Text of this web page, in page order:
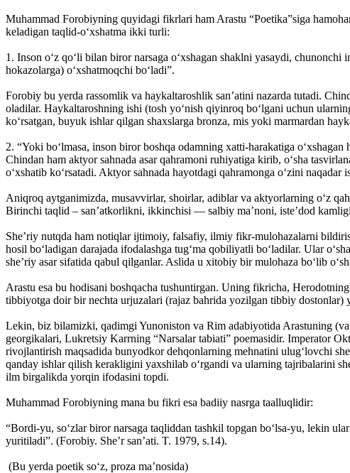
Muhammad Forobiyning quyidagi fikrlari ham Arastu “Poetika”siga
keladigan taqlid-o‘xshatma ikki turli:
1. Inson o‘z qo‘li bilan biror narsaga o‘xshagan shaklni yasaydi,
hokazolarga) o‘xshatmoqchi bo‘ladi”.
Forobiy bu yerda rassomlik va haykaltaroshlik san’atini nazarda tutadi.
oladilar. Haykaltaroshning ishi (tosh yo‘nish qiyinroq bo‘lgani uchun
ko‘rsatgan, buyuk ishlar qilgan shaxslarga bronza, mis yoki marmardan
2. “Yoki bo‘lmasa, inson biror boshqa odamning xatti-harakatiga
Chindan ham aktyor sahnada asar qahramoni ruhiyatiga kirib, o‘sha
o‘xshatib ko‘rsatadi. Aktyor sahnada hayotdagi qahramonga o‘zini
Aniqroq aytganimizda, musavvirlar, shoirlar, adiblar va aktyorlarning o‘z
Birinchi taqlid – san’atkorlikni, ikkinchisi — salbiy ma’noni, iste’dod
She’riy nutqda ham notiqlar ijtimoiy, falsafiy, ilmiy fikr-mulohazalarni
hosil bo‘ladigan darajada ifodalashga tug‘ma qobiliyatli bo‘ladilar. Ular
she’riy asar sifatida qabul qilganlar. Aslida u xitobiy bir mulohaza bo‘lib
Arastu esa bu hodisani boshqacha tushuntirgan. Uning fikricha,
tibbiyotga doir bir nechta urjuzalari (rajaz bahrida yozilgan tibbiy
Lekin, biz bilamizki, qadimgi Yunoniston va Rim adabiyotida Arastuning
georgikalari, Lukretsiy Karrning “Narsalar tabiati” poemasidir. Imperator
rivojlantirish maqsadida bunyodkor dehqonlarning mehnatini ulug‘lovchi
qanday ishlar qilish kerakligini yaxshilab o‘rgandi va ularning tajribalarini
ilm birgalikda yorqin ifodasini topdi.
Muhammad Forobiyning mana bu fikri esa badiiy nasrga taalluqlidir:
“Bordi-yu, so‘zlar biror narsaga taqliddan tashkil topgan bo‘lsa-yu, lekin
yuritiladi”. (Forobiy. She’r san’ati. T. 1979, s.14).
(Bu yerda poetik so‘z, proza ma’nosida)